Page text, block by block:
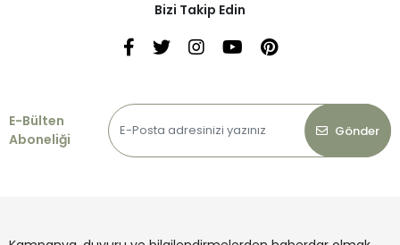
Bizi Takip Edin
E-Bülten
Aboneliği
Gönder